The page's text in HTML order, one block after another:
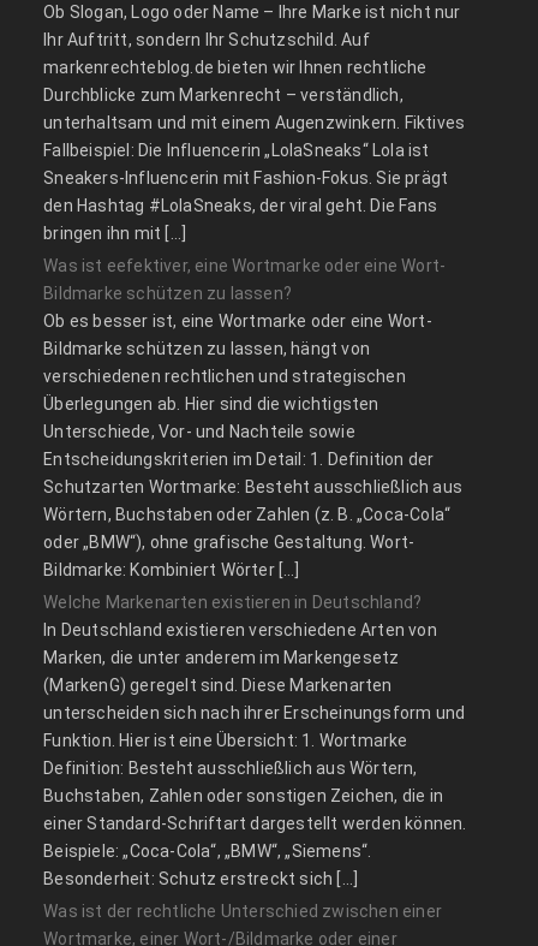
Ob Slogan, Logo oder Name – Ihre Marke ist nicht nur
Ihr Auftritt, sondern Ihr Schutzschild. Auf
markenrechteblog.de bieten wir Ihnen rechtliche
Durchblicke zum Markenrecht – verständlich,
unterhaltsam und mit einem Augenzwinkern. Fiktives
Fallbeispiel: Die Influencerin „LolaSneaks“ Lola ist
Sneakers-Influencerin mit Fashion-Fokus. Sie prägt
den Hashtag #LolaSneaks, der viral geht. Die Fans
bringen ihn mit […]
Was ist eefektiver, eine Wortmarke oder eine Wort-
Bildmarke schützen zu lassen?
Ob es besser ist, eine Wortmarke oder eine Wort-
Bildmarke schützen zu lassen, hängt von
verschiedenen rechtlichen und strategischen
Überlegungen ab. Hier sind die wichtigsten
Unterschiede, Vor- und Nachteile sowie
Entscheidungskriterien im Detail: 1. Definition der
Schutzarten Wortmarke: Besteht ausschließlich aus
Wörtern, Buchstaben oder Zahlen (z. B. „Coca-Cola“
oder „BMW“), ohne grafische Gestaltung. Wort-
Bildmarke: Kombiniert Wörter […]
Welche Markenarten existieren in Deutschland?
In Deutschland existieren verschiedene Arten von
Marken, die unter anderem im Markengesetz
(MarkenG) geregelt sind. Diese Markenarten
unterscheiden sich nach ihrer Erscheinungsform und
Funktion. Hier ist eine Übersicht: 1. Wortmarke
Definition: Besteht ausschließlich aus Wörtern,
Buchstaben, Zahlen oder sonstigen Zeichen, die in
einer Standard-Schriftart dargestellt werden können.
Beispiele: „Coca-Cola“, „BMW“, „Siemens“.
Besonderheit: Schutz erstreckt sich […]
Was ist der rechtliche Unterschied zwischen einer
Wortmarke, einer Wort-/Bildmarke oder einer